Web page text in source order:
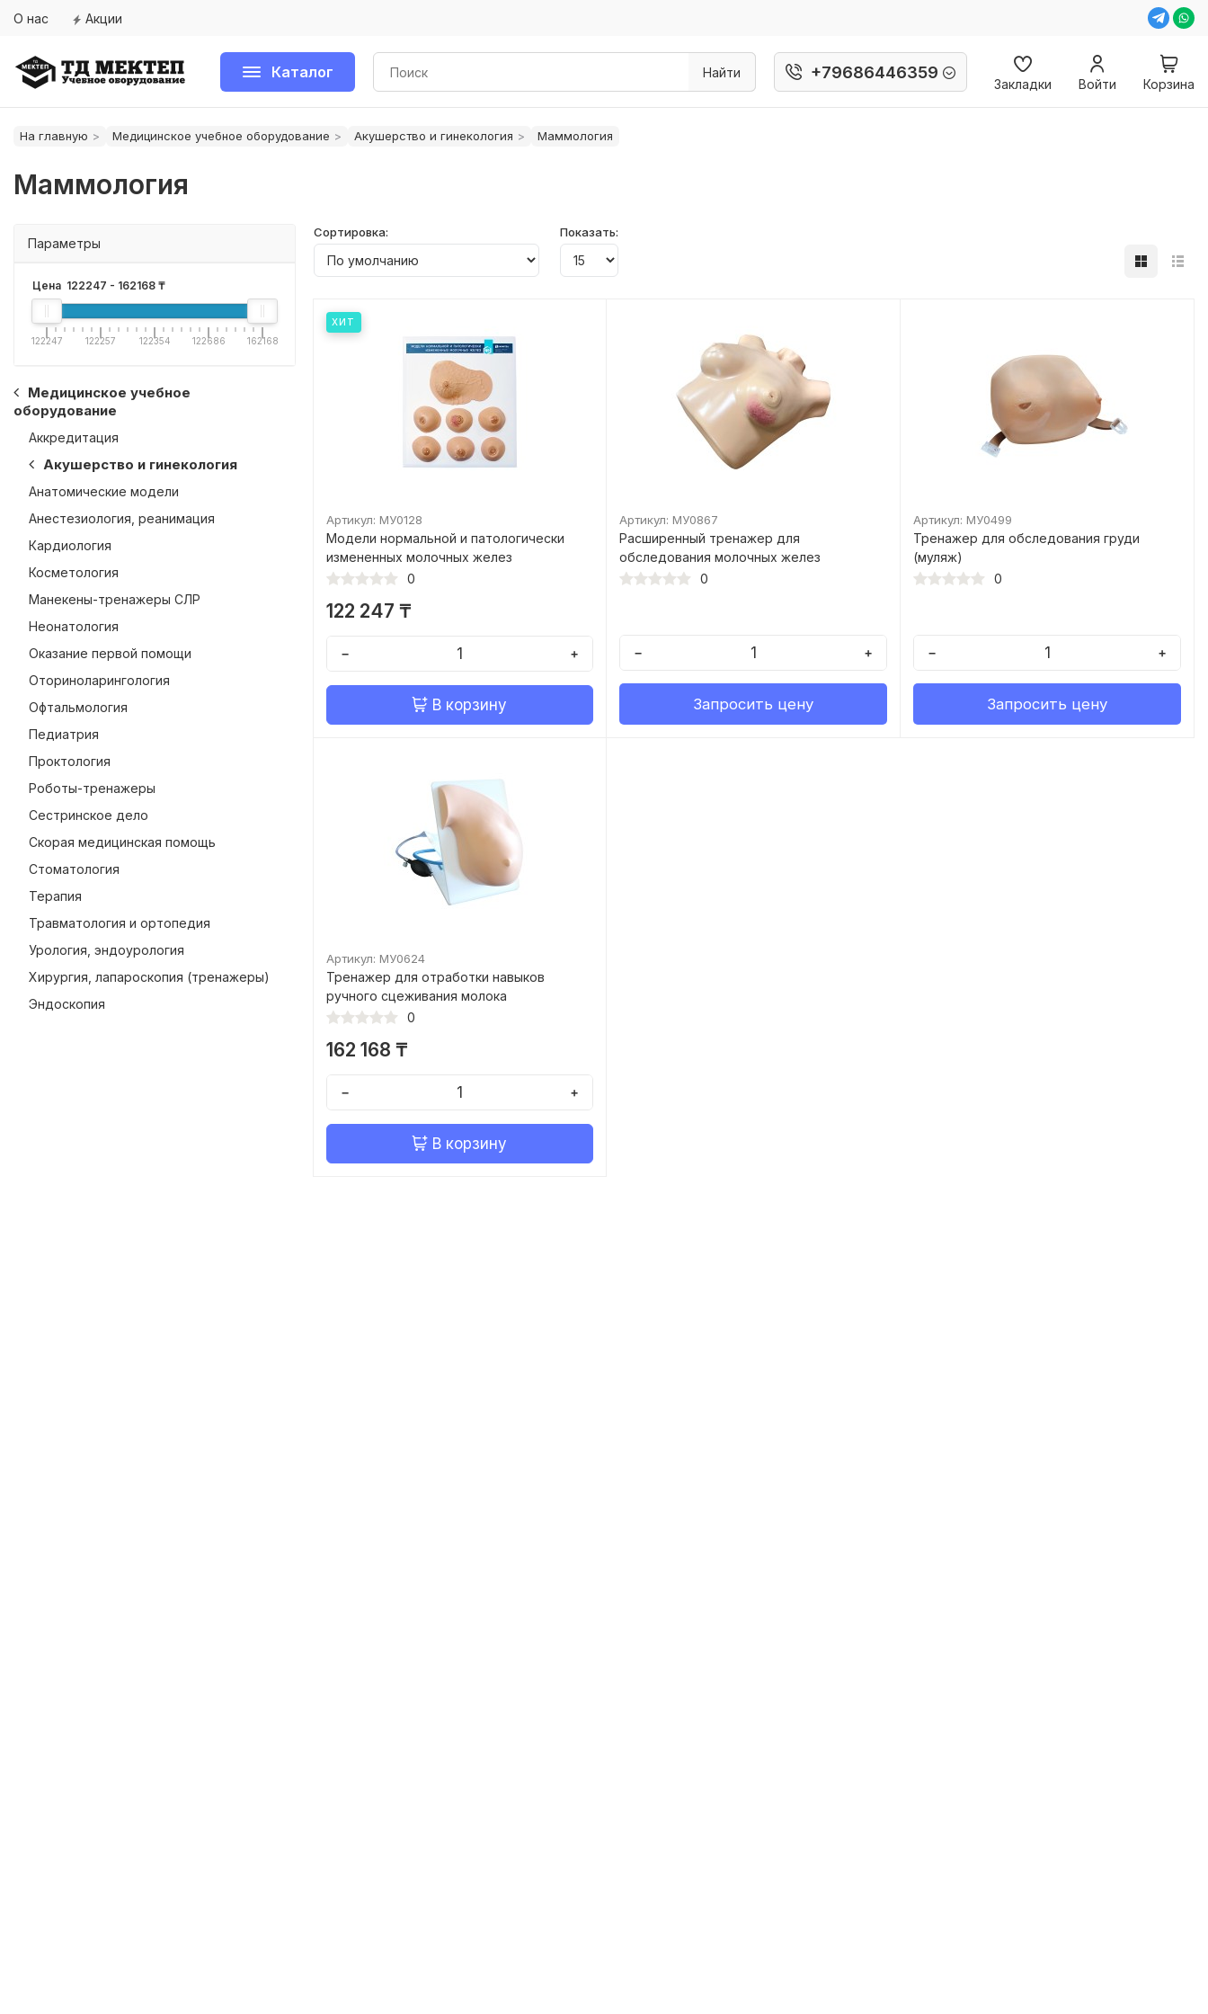
О нас Акции
Каталог Найти +79686446359
Закладки Войти Корзина
На главную Медицинское учебное оборудование Акушерство и гинекология Маммология
Маммология
Параметры
Цена 122247 - 162168 ₸
122247 122257 122354 122686 162168
Медицинское учебное
оборудование
Аккредитация
Акушерство и гинекология
Анатомические модели
Анестезиология, реанимация
Кардиология
Косметология
Манекены-тренажеры СЛР
Неонатология
Оказание первой помощи
Оториноларингология
Офтальмология
Педиатрия
Проктология
Роботы-тренажеры
Сестринское дело
Скорая медицинская помощь
Стоматология
Терапия
Травматология и ортопедия
Урология, эндоурология
Хирургия, лапароскопия (тренажеры)
Эндоскопия
Сортировка: Показать:
ХИТ
Артикул: МУ0128
Модели нормальной и патологически
измененных молочных желез
0
122 247 ₸
− +
В корзину
Артикул: МУ0867
Расширенный тренажер для
обследования молочных желез
0
− +
Запросить цену
Артикул: МУ0499
Тренажер для обследования груди
(муляж)
0
− +
Запросить цену
Артикул: МУ0624
Тренажер для отработки навыков
ручного сцеживания молока
0
162 168 ₸
− +
В корзину